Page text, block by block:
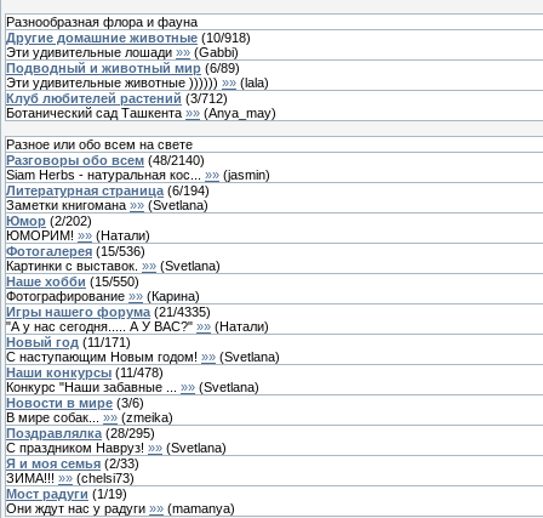
Разнообразная флора и фауна
Другие домашние животные (10/918)
Эти удивительные лошади »» (Gabbi)
Подводный и животный мир (6/89)
Эти удивительные животные )))))) »» (lala)
Клуб любителей растений (3/712)
Ботанический сад Ташкента »» (Anya_may)
Разное или обо всем на свете
Разговоры обо всем (48/2140)
Siam Herbs - натуральная кос...
»» (jasmin)
Литературная страница (6/194)
Заметки книгомана »» (Svetlana)
Юмор (2/202)
ЮМОРИМ! »» (Натали)
Фотогалерея (15/536)
Картинки с выставок. »» (Svetlana)
Наше хобби (15/550)
Фотографирование »» (Карина)
Игры нашего форума (21 /4335)
"А у нас сегодня..... А У ВАС?" »» (Натали)
Новый год (11 /171 )
С наступающим Новым годом! »» (Svetlana)
Наши конкурсы (11 /478)
Конкурс "Наши забавные ...
»» (Svetlana)
Новости в мире (3/6)
В мире собак...
»» (zmeika)
Поздравлялка (28/295)
С праздником Навруз! »» (Svetlana)
Я и моя семья (2/33)
ЗИМА!!! »» (chelsi73)
Мост радуги (1 /19)
Они ждут нас у радуги »» (mamanya)